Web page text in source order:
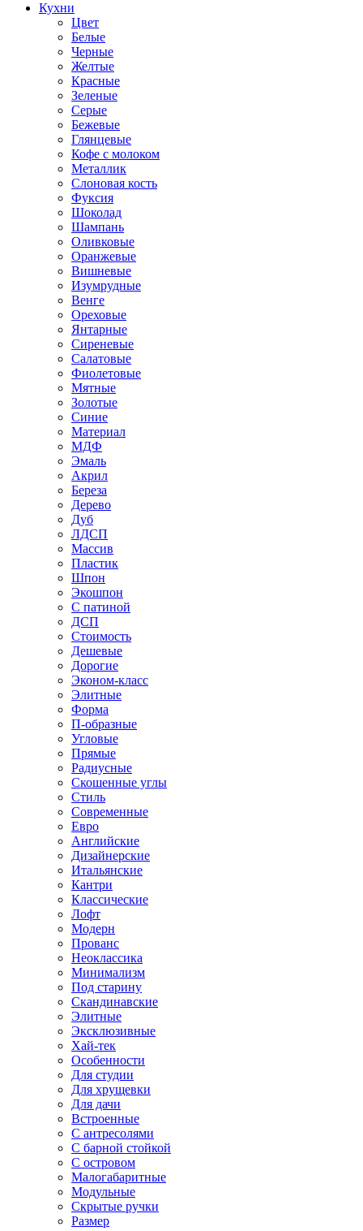
Кухни
Цвет
Белые
Черные
Желтые
Красные
Зеленые
Серые
Бежевые
Глянцевые
Кофе с молоком
Металлик
Слоновая кость
Фуксия
Шоколад
Шампань
Оливковые
Оранжевые
Вишневые
Изумрудные
Венге
Ореховые
Янтарные
Сиреневые
Салатовые
Фиолетовые
Мятные
Золотые
Синие
Материал
МДФ
Эмаль
Акрил
Береза
Дерево
Дуб
ЛДСП
Массив
Пластик
Шпон
Экошпон
С патиной
ДСП
Стоимость
Дешевые
Дорогие
Эконом-класс
Элитные
Форма
П-образные
Угловые
Прямые
Радиусные
Скошенные углы
Стиль
Современные
Евро
Английские
Дизайнерские
Итальянские
Кантри
Классические
Лофт
Модерн
Прованс
Неоклассика
Минимализм
Под старину
Скандинавские
Элитные
Эксклюзивные
Хай-тек
Особенности
Для студии
Для хрущевки
Для дачи
Встроенные
С антресолями
С барной стойкой
С островом
Малогабаритные
Модульные
Скрытые ручки
Размер